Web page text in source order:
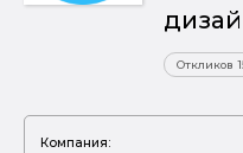
Откликов
Компания: